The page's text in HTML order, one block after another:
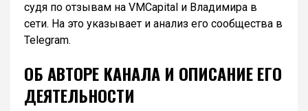
судя по отзывам на VMCapital и Владимира в
сети. На это указывает и анализ его сообщества в
Telegram.
ОБ АВТОРЕ КАНАЛА И ОПИСАНИЕ ЕГО
ДЕЯТЕЛЬНОСТИ